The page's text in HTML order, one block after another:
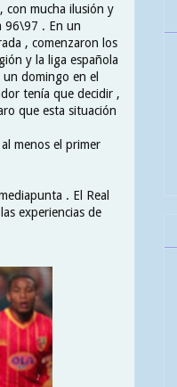
con mucha ilusión y
96\97 . En un
, comenzaron los
y la liga española
un domingo en el
tenía que decidir ,
que esta situación
menos el primer
. El Real
experiencias de